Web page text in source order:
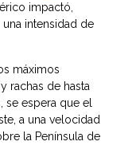
impactó,
intensidad de
máximos
rachas de hasta
se espera que el
a una velocidad
la Península de